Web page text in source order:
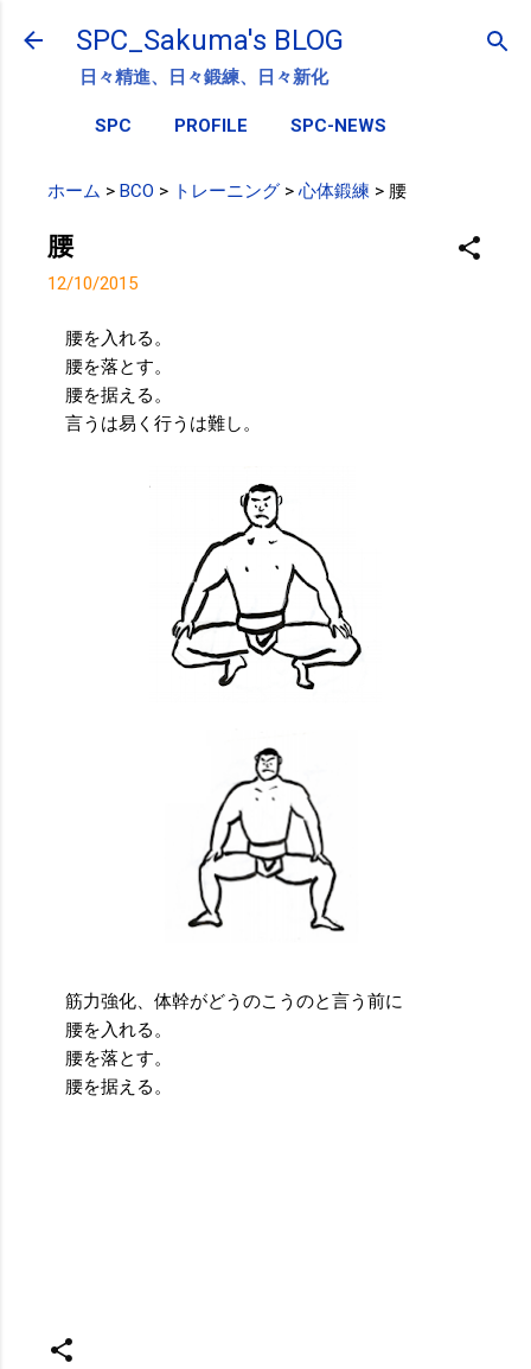
スキップしてメイン コンテンツに移動
SPC_Sakuma's BLOG
日々精進、日々鍛練、日々新化
SPC PROFILE SPC-NEWS
ホーム > BCO > トレーニング > 心体鍛練 > 腰
腰
12/10/2015
腰を入れる。
腰を落とす。
腰を据える。
言うは易く行うは難し。
筋力強化、体幹がどうのこうのと言う前に
腰を入れる。
腰を落とす。
腰を据える。